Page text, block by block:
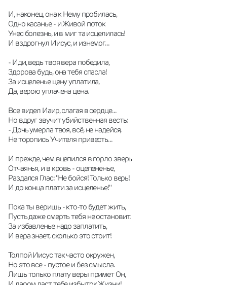
И, наконец, она к Нему пробилась,
Одно касанье - и Живой поток
Унес болезнь, и в миг та исцелилась!
И вздрогнул Иисус, и изнемог...
- Иди, ведь твоя вера победила,
Здорова будь, она тебя спасла!
За исцеленье цену уплатила,
Да, верою уплачена цена.
Все видел Иаир, слагая в сердце...
Но вдруг звучит убийственная весть:
- Дочь умерла твоя, всё, не надейся,
Не торопись Учителя привесть...
И прежде, чем вцепился в горло зверь
Отчаянья, и в кровь - оцепененье,
Раздался Глас: "Не бойся! Только верь!
И до конца плати за исцеленье!"
Пока ты веришь - кто-то будет жить,
Пусть даже смерть тебя не остановит.
За избавленье надо заплатить,
И вера знает, сколько это стоит!
Толпой Иисус так часто окружен,
Но это все - пустое и без смысла.
Лишь только плату веры примет Он,